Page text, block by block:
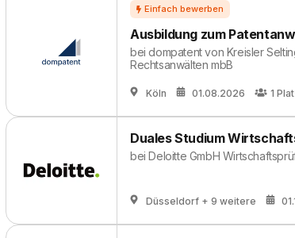
Ausbildung zum
beidompatent von Kreisler
Rechtsanwälten mbB
Köln 01.08.2026 1
Duales Studium
beiDeloitte GmbH
Düsseldorf + 9 weitere